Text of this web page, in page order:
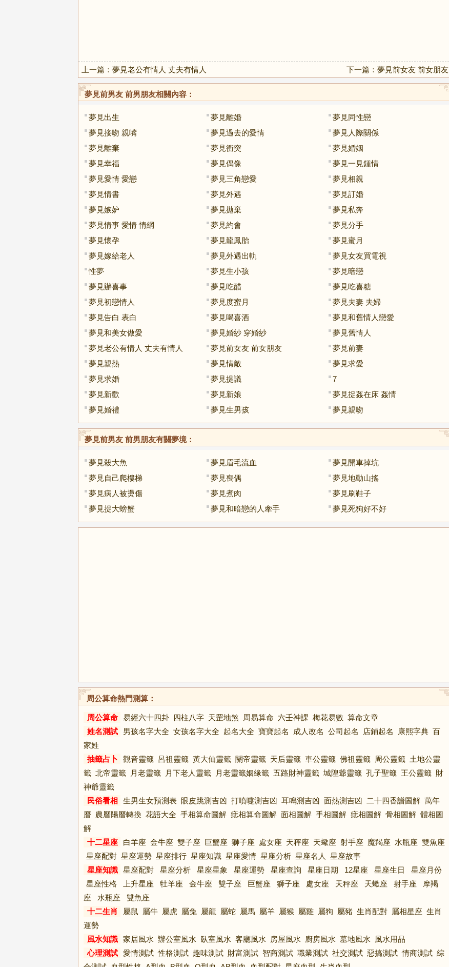
上一篇： 夢見老公有情人 丈夫有情人 下一篇： 夢見前女友 前女朋友
夢見前男友 前男朋友相關內容：
夢見出生 夢見離婚
夢見同性戀
夢見接吻 親嘴
夢見過去的愛情
夢見人際關係
夢見離棄
夢見衝突
夢見婚姻
夢見幸福
夢見偶像
夢見一見鍾情
夢見愛情 愛戀
夢見三角戀愛
夢見相親
夢見情書
夢見外遇
夢見訂婚
夢見嫉妒
夢見拋棄
夢見私奔
夢見情事 愛情 情網
夢見約會
夢見分手
夢見懷孕
夢見龍鳳胎
夢見蜜月
夢見嫁給老人
夢見外遇出軌
夢見女友買電視
性夢
夢見生小孩
夢見暗戀
夢見辦喜事
夢見吃醋
夢見吃喜糖
夢見初戀情人
夢見度蜜月
夢見夫妻 夫婦
夢見告白 表白
夢見喝喜酒
夢見和舊情人戀愛
夢見和美女做愛
夢見婚紗 穿婚紗
夢見舊情人
夢見老公有情人 丈夫有情人
夢見前女友 前女朋友
夢見前妻
夢見親熱
夢見情敵
夢見求愛
夢見求婚
夢見提議
7
夢見新歡
夢見新娘
夢見捉姦在床 姦情
夢見婚禮
夢見生男孩 夢見親吻
夢見前男友 前男朋友有關夢境：
夢見殺大魚 夢見眉毛流血
夢見開車掉坑
夢見自己爬樓梯
夢見喪偶
夢見地動山搖
夢見病人被燙傷
夢見煮肉
夢見刷鞋子
夢見捉大螃蟹
夢見和暗戀的人牽手 夢見死狗好不好
周公算命熱門測算：
周公算命 易經六十四卦 四柱八字 天罡地煞 周易算命 六壬神課 梅花易數 算命文章
姓名測試
男孩名字大全 女孩名字大全 起名大全 寶寶起名 成人改名 公司起名 店鋪起名 康熙字典 百
家姓
抽籤占卜
觀音靈籤 呂祖靈籤 黃大仙靈籤 關帝靈籤 天后靈籤 車公靈籤 佛祖靈籤 周公靈籤 土地公靈
籤 北帝靈籤 月老靈籤 月下老人靈籤 月老靈籤姻緣籤 五路財神靈籤 城隍爺靈籤 孔子聖籤 王公靈籤 財
神爺靈籤
民俗看相
生男生女預測表 眼皮跳測吉凶 打噴嚏測吉凶 耳鳴測吉凶 面熱測吉凶 二十四香譜圖解 萬年
曆 農曆陽曆轉換 花語大全 手相算命圖解 痣相算命圖解 面相圖解 手相圖解 痣相圖解 骨相圖解 體相圖
解
十二星座
白羊座 金牛座 雙子座 巨蟹座 獅子座 處女座 天秤座 天蠍座 射手座 魔羯座 水瓶座 雙魚座
星座配對 星座運勢 星座排行 星座知識 星座愛情 星座分析 星座名人
星座故事
星座知識 星座配對 星座分析 星座星象 星座運勢 星座查詢 星座日期 12星座 星座生日
星座月份
星座性格
上升星座 牡羊座 金牛座 雙子座 巨蟹座 獅子座 處女座 天秤座 天蠍座 射手座
摩羯
座
水瓶座
雙魚座
十二生肖
屬鼠 屬牛 屬虎 屬兔 屬龍 屬蛇 屬馬 屬羊 屬猴 屬雞 屬狗 屬豬 生肖配對 屬相星座 生肖
運勢
風水知識 家居風水 辦公室風水 臥室風水 客廳風水 房屋風水 廚房風水 墓地風水
風水用品
心理測試 愛情測試 性格測試 趣味測試 財富測試 智商測試 職業測試 社交測試 惡搞測試 情商測試 綜